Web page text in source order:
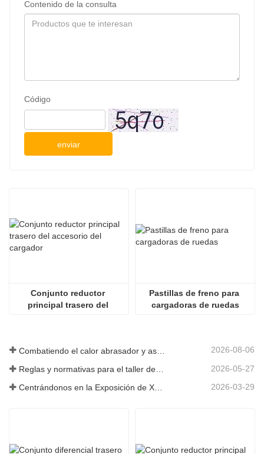
Contenido de la consulta
Código
enviar
Conjunto reductor
principal trasero del
Pastillas de freno para
cargadoras de ruedas
2026-08-06
2026-05-27
Centrándonos en la Exposición de Xuzhou: Shandong Zhaokun Engineering Machinery Co., Ltd. interpreta la nueva fortaleza de las piezas de cargadoras con "ventaja de origen". 2026-03-29